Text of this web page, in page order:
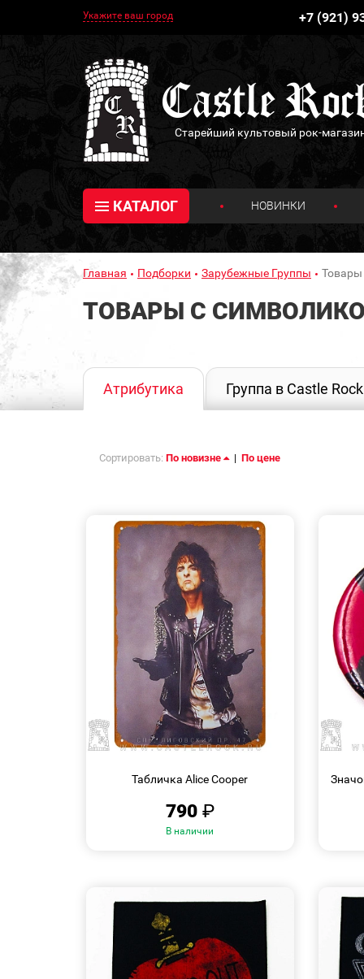
Укажите ваш город +7 (921)
Старейший культовый рок-
КАТАЛОГ НОВИНКИ
Главная Подборки Зарубежные Группы Товары
ТОВАРЫ С СИМВОЛИКОЙ
“Все
Атрибутика Группа в Castle Rock
Сортировать: По новизне | По цене
Табличка Alice Cooper
790 ₽
В наличии